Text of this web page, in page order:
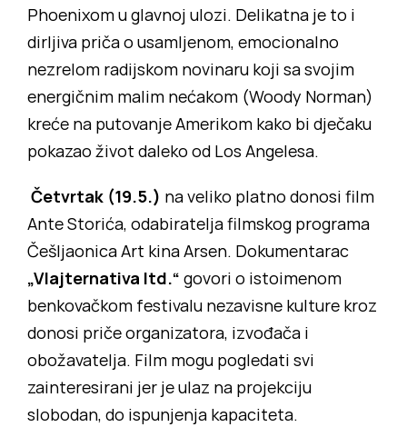
Phoenixom u glavnoj ulozi. Delikatna je to i
dirljiva priča o usamljenom, emocionalno
nezrelom radijskom novinaru koji sa svojim
energičnim malim nećakom (Woody Norman)
kreće na putovanje Amerikom kako bi dječaku
pokazao život daleko od Los Angelesa.
Četvrtak (19.5.) na veliko platno donosi film
Ante Storića, odabiratelja filmskog programa
Češljaonica Art kina Arsen. Dokumentarac
„Vlajternativa Itd.“ govori o istoimenom
benkovačkom festivalu nezavisne kulture kroz
donosi priče organizatora, izvođača i
obožavatelja. Film mogu pogledati svi
zainteresirani jer je ulaz na projekciju
slobodan, do ispunjenja kapaciteta.